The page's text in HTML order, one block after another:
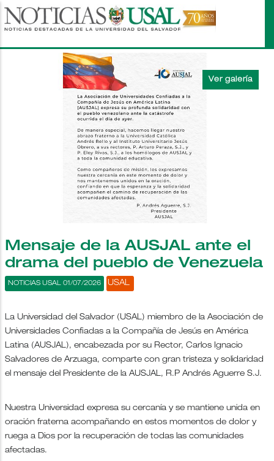
Pasar
al
principal
Mensaje de la AUSJAL ante el
drama del pueblo de Venezuela
USAL
NOTICIAS USAL 01/07/2026
La Universidad del Salvador (USAL) miembro de la Asociación de
Universidades Confiadas a la Compañía de Jesús en América
Latina (AUSJAL), encabezada por su Rector, Carlos Ignacio
Salvadores de Arzuaga, comparte con gran tristeza y solidaridad
el mensaje del Presidente de la AUSJAL, R.P Andrés Aguerre S.J.
Nuestra Universidad expresa su cercanía y se mantiene unida en
oración fraterna acompañando en estos momentos de dolor y
ruega a Dios por la recuperación de todas las comunidades
afectadas.